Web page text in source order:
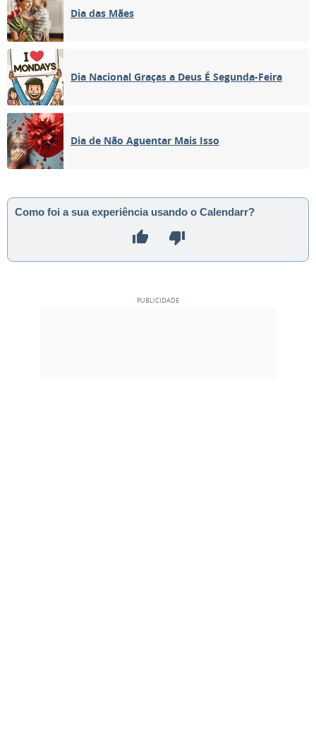
Dia das Mães
Dia Nacional Graças a Deus É Segunda-Feira
Dia de Não Aguentar Mais Isso
Como foi a sua experiência usando o Calendarr?